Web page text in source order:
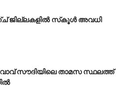
ജില്ലകളിൽ സ്‌കൂൾ അവധി
സൗദിയിലെ താമസ സ്ഥലത്ത്